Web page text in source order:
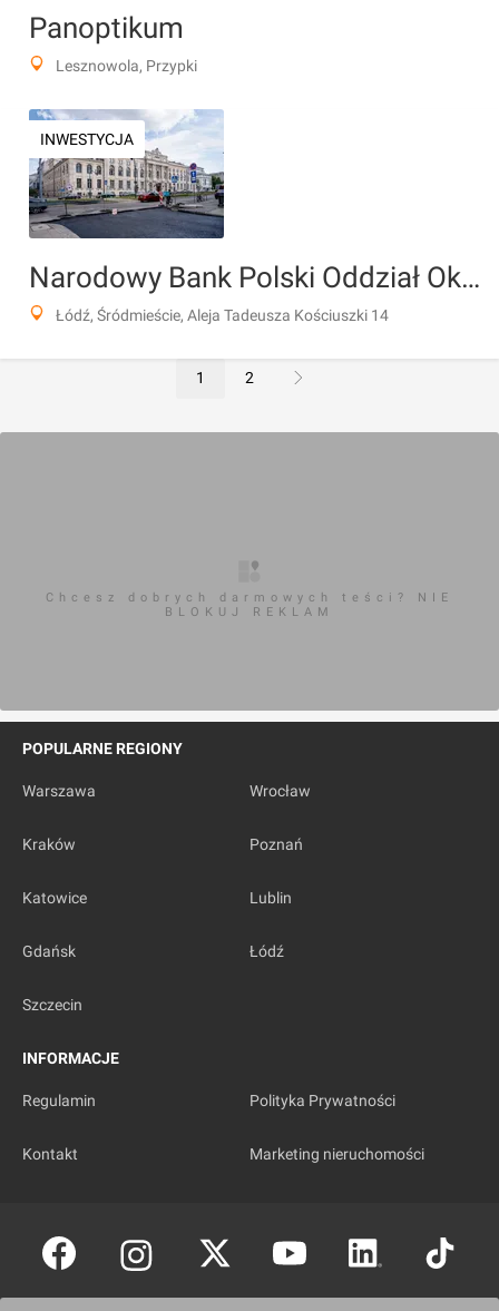
Panoptikum
Lesznowola, Przypki
INWESTYCJA
Narodowy Bank Polski Oddział Okręgowy w Łodzi
Łódź, Śródmieście, Aleja Tadeusza Kościuszki 14
1 2
Chcesz dobrych darmowych teści? NIE
BLOKUJ REKLAM
POPULARNE REGIONY
Warszawa Wrocław
Kraków Poznań
Katowice Lublin
Gdańsk Łódź
Szczecin
INFORMACJE
Regulamin Polityka Prywatności
Kontakt Marketing nieruchomości